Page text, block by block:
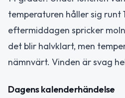
temperaturen håller sig runt
eftermiddagen spricker
det blir halvklart, men
nämnvärt. Vinden är svag
Dagens kalenderhändelse